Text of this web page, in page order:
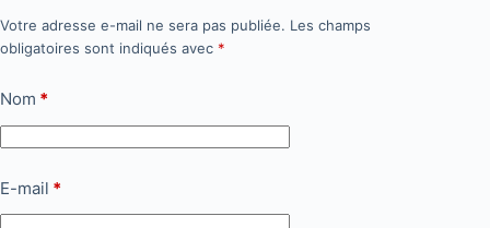
Votre adresse e-mail ne sera pas publiée. Les champs
obligatoires sont indiqués avec *
Nom *
E-mail *